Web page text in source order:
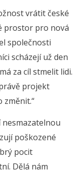
vrátit české
prostor pro nová
společnosti
scházejí už den
za cíl stmelit lidi.
projekt
změnit.“
nesmazatelnou
poškozené
pocit
Dělá nám